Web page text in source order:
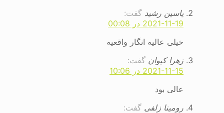
یاسین رشید گفت:
2021-11-19 در 00:08
خیلی عالیه انگار واقعیه
زهرا کیوان گفت:
2021-11-15 در 10:06
عالی بود
رومینا زلفی گفت: